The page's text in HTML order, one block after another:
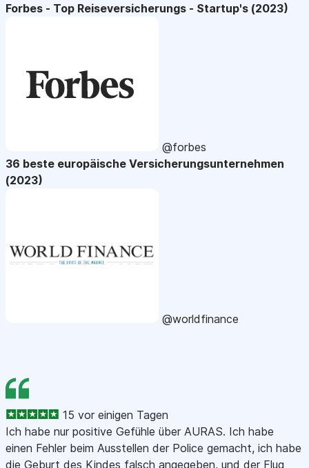
Forbes - Top Reiseversicherungs - Startup's (2023)
@forbes
36 beste europäische Versicherungsunternehmen
(2023)
@worldfinance
15 vor einigen Tagen
Ich habe nur positive Gefühle über AURAS. Ich habe
einen Fehler beim Ausstellen der Police gemacht, ich habe
die Geburt des Kindes falsch angegeben, und der Flug